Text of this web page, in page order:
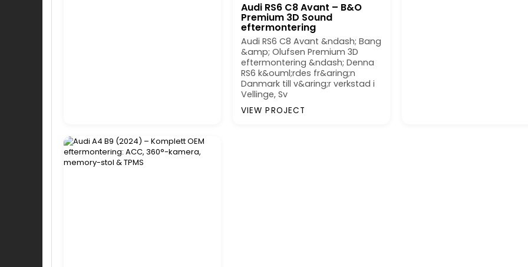
Audi RS6 C8 Avant – B&O
Premium 3D Sound
eftermontering
Audi RS6 C8 Avant &ndash; Bang
&amp; Olufsen Premium 3D
eftermontering &ndash; Denna
RS6 k&ouml;rdes fr&aring;n
Danmark till v&aring;r verkstad i
Vellinge, Sv
VIEW PROJECT